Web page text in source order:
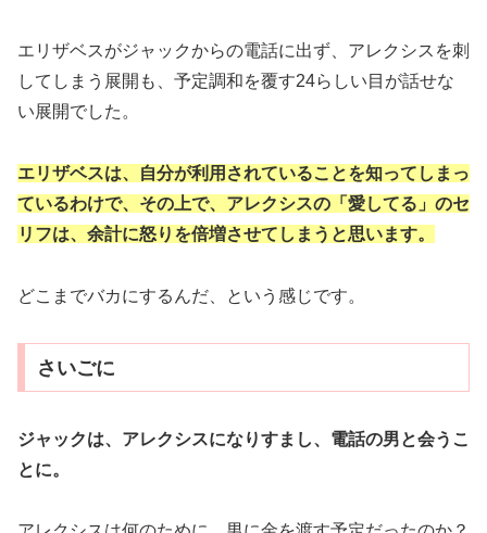
エリザベスがジャックからの電話に出ず、アレクシスを刺
してしまう展開も、予定調和を覆す24らしい目が話せな
い展開でした。
エリザベスは、自分が利用されていることを知ってしまっ
ているわけで、その上で、アレクシスの「愛してる」のセ
リフは、余計に怒りを倍増させてしまうと思います。
どこまでバカにするんだ、という感じです。
さいごに
ジャックは、アレクシスになりすまし、電話の男と会うこ
とに。